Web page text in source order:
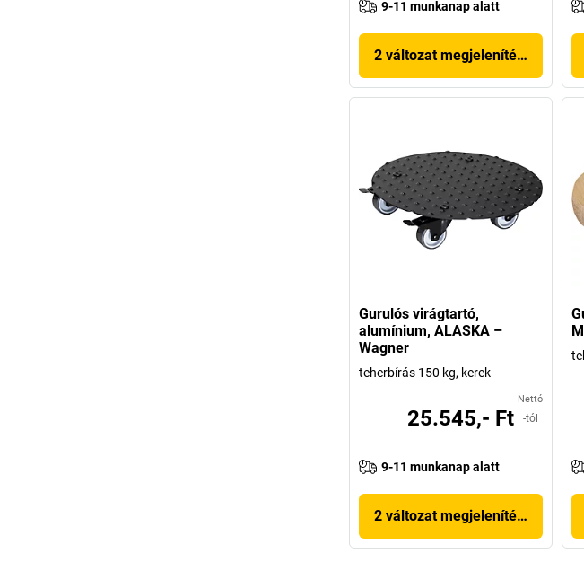
9-11 munkanap alatt
2 változat megjelenítése
Gurulós virágtartó,
alumínium, ALASKA –
Wagner
teherbírás 150 kg, kerek
Nettó
25.545,- Ft -tól
9-11 munkanap alatt
2 változat megjelenítése